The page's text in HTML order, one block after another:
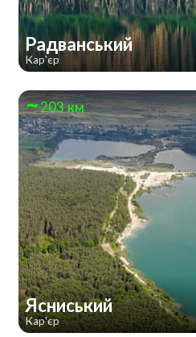
Радванський
Кар'єр
203 км
Ясниський
Кар'єр